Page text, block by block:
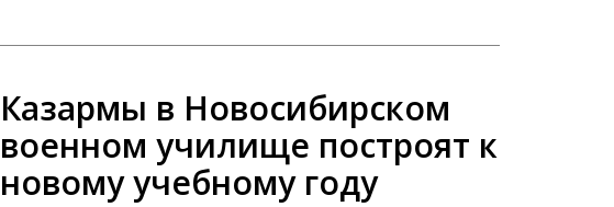
Казармы в Новосибирском
военном училище построят к
новому учебному году